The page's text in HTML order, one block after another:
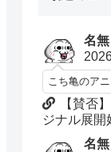
名
こち亀のア
【賛否
ジナル展開
名